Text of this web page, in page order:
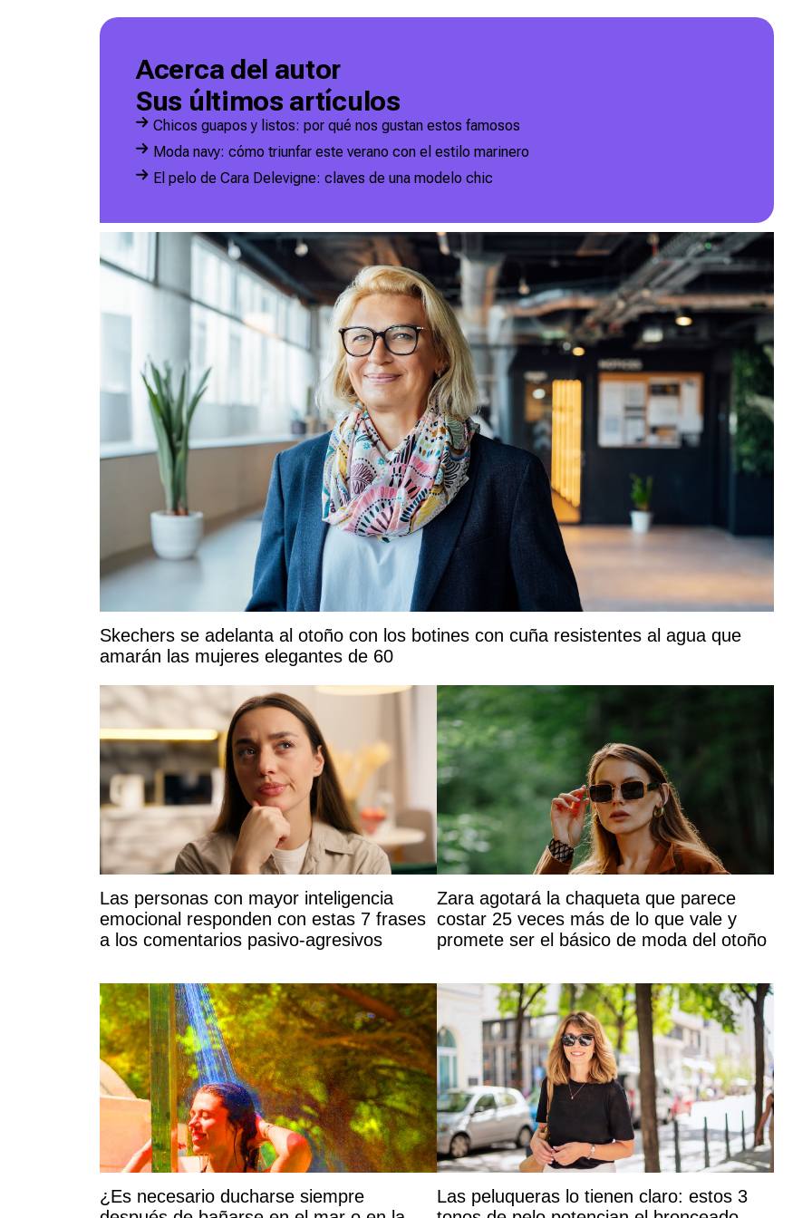
Acerca del autor
Sus últimos artículos
Chicos guapos y listos: por qué nos gustan estos famosos
Moda navy: cómo triunfar este verano con el estilo marinero
El pelo de Cara Delevigne: claves de una modelo chic
Skechers se adelanta al otoño con los botines con cuña resistentes al agua que
amarán las mujeres elegantes de 60
Las personas con mayor inteligencia
emocional responden con estas 7 frases
a los comentarios pasivo-agresivos
Zara agotará la chaqueta que parece
costar 25 veces más de lo que vale y
promete ser el básico de moda del otoño
¿Es necesario ducharse siempre
Las peluqueras lo tienen claro: estos 3